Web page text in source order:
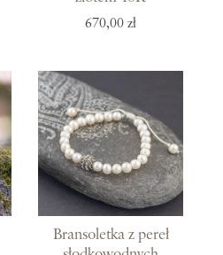
670,00 zł
Bransoletka z pereł